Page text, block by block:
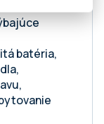
batéria,